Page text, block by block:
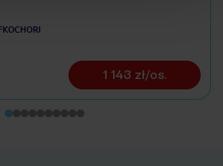
1 143 zł/os.